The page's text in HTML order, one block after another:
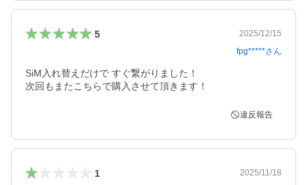
5
2025/12/15
fpg*****さん
SiM入れ替えだけで すぐ繋がりました！
次回もまたこちらで購入させて頂きます！
違反報告
1
2025/11/18